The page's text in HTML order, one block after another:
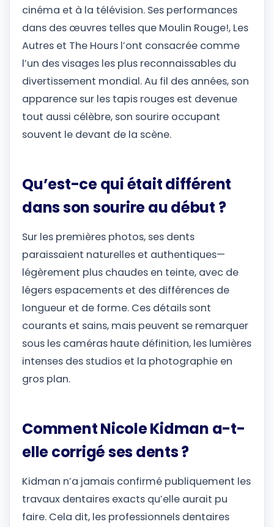
cinéma et à la télévision. Ses performances
dans des œuvres telles que Moulin Rouge!, Les
Autres et The Hours l’ont consacrée comme
l’un des visages les plus reconnaissables du
divertissement mondial. Au fil des années, son
apparence sur les tapis rouges est devenue
tout aussi célèbre, son sourire occupant
souvent le devant de la scène.
Qu’est-ce qui était différent
dans son sourire au début ?
Sur les premières photos, ses dents
paraissaient naturelles et authentiques—
légèrement plus chaudes en teinte, avec de
légers espacements et des différences de
longueur et de forme. Ces détails sont
courants et sains, mais peuvent se remarquer
sous les caméras haute définition, les lumières
intenses des studios et la photographie en
gros plan.
Comment Nicole Kidman a-t-
elle corrigé ses dents ?
Kidman n’a jamais confirmé publiquement les
travaux dentaires exacts qu’elle aurait pu
faire. Cela dit, les professionnels dentaires